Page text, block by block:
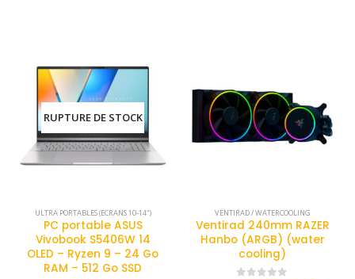
RUPTURE DE STOCK
ULTRA PORTABLES (ECRANS 10-14")
PC portable ASUS
Vivobook S5406W 14
OLED – Ryzen 9 – 24 Go
RAM – 512 Go SSD
VENTIRAD / WATERCOOLING
Ventirad 240mm RAZER
Hanbo (ARGB) (water
cooling)